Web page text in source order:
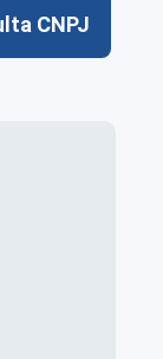
CNPJ